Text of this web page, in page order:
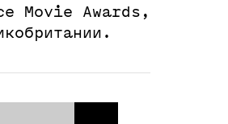
Movie Awards,